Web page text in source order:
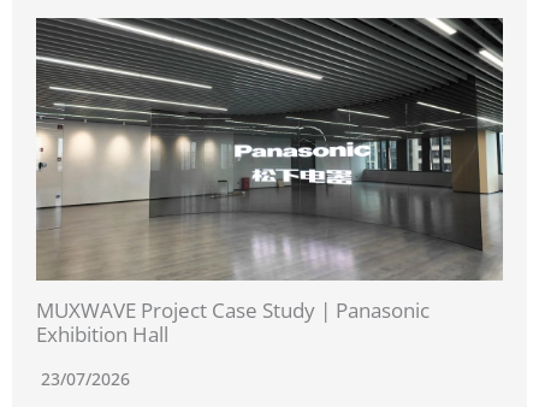
MUXWAVE Project Case Study | Panasonic
Exhibition Hall
23/07/2026